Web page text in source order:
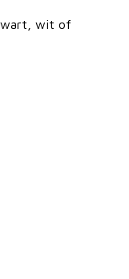
wit of